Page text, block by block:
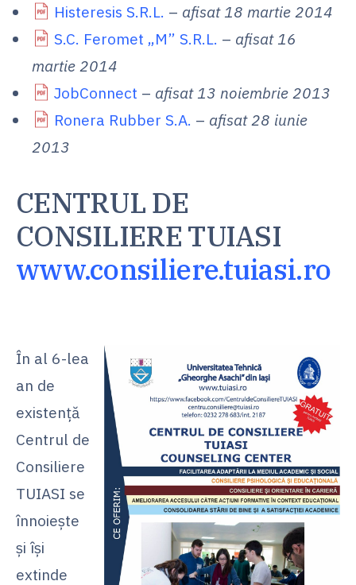
Histeresis S.R.L. – afisat 18 martie 2014
S.C. Feromet „M” S.R.L. – afisat 16
martie 2014
JobConnect – afisat 13 noiembrie 2013
Ronera Rubber S.A. – afisat 28 iunie
2013
CENTRUL DE
CONSILIERE TUIASI
www.consiliere.tuiasi.ro
În al 6-lea
an de
existență
Centrul de
Consiliere
TUIASI se
înnoiește
și își
extinde